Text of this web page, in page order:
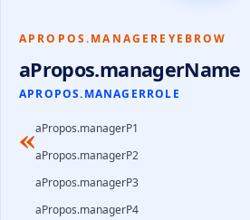
APROPOS.MANAGEREYEBROW
aPropos.managerName
APROPOS.MANAGERROLE
«aPropos.managerP1
aPropos.managerP2
aPropos.managerP3
aPropos.managerP4